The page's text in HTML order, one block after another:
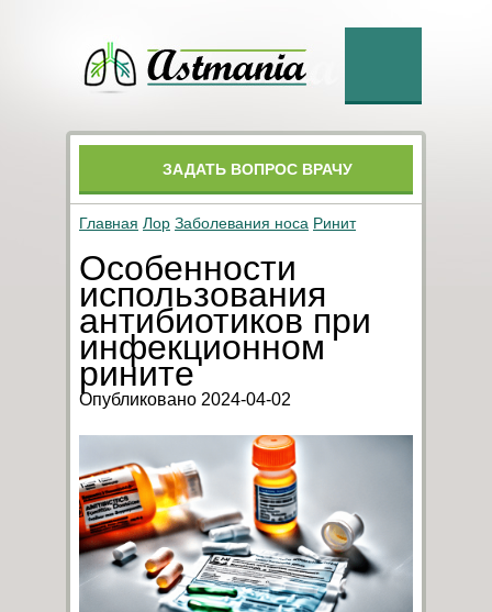
ЗАДАТЬ ВОПРОС ВРАЧУ
Главная Лор Заболевания носа Ринит
Особенности
использования
антибиотиков при
инфекционном
рините
Опубликовано 2024-04-02